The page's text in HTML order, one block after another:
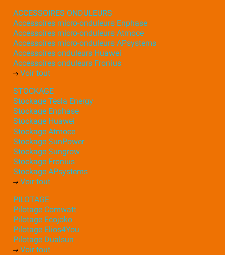
ACCESSOIRES ONDULEURS
Accessoires micro-onduleurs Enphase
Accessoires micro-onduleurs Atmoce
Accessoires micro-onduleurs APsystems
Accessoires onduleurs Huawei
Accessoires onduleurs Fronius
Voir tout
STOCKAGE
Stockage Tesla Energy
Stockage Enphase
Stockage Huawei
Stockage Atmoce
Stockage SunPower
Stockage Sungrow
Stockage Fronius
Stockage APsystems
Voir tout
PILOTAGE
Pilotage Comwatt
Pilotage Ecojoko
Pilotage Elios4You
Pilotage Dualsun
Voir tout